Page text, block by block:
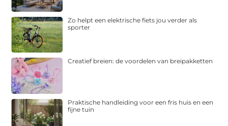
Zo helpt een elektrische fiets jou verder als
sporter
Creatief breien: de voordelen van breipakketten
Praktische handleiding voor een fris huis en een
fijne tuin